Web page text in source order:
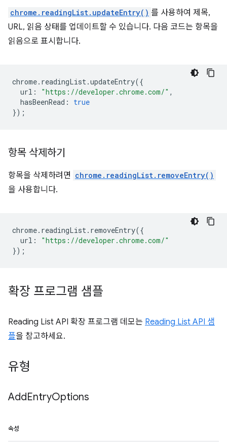
chrome.readingList.updateEntry() 를 사용하여 제목,
URL, 읽음 상태를 업데이트할 수 있습니다. 다음 코드는 항목을
읽음으로 표시합니다.
chrome. readingList .updateEntry({
url : "https://developer.chrome.com/" ,
hasBeenRead :
true
});
항목 삭제하기
항목을 삭제하려면 chrome.readingList.removeEntry()
을 사용합니다.
chrome. readingList . removeEntry({
url :
"https://developer.chrome.com/"
});
확장 프로그램 샘플
Reading List API 확장 프로그램 데모는 Reading List API 샘
플을 참고하세요.
유형
AddEntryOptions
속성